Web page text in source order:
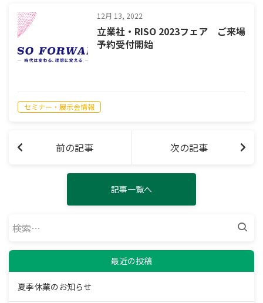
12月 13, 2022
立業社・RISO 2023フェア ご来場
予約受付開始
セミナー・展示会情報
前の記事 次の記事
記事一覧へ
索:
最近の投稿
夏季休業のお知らせ